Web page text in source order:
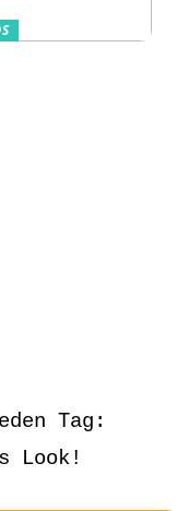
Tag:
Look!